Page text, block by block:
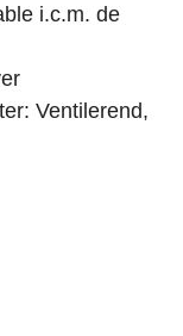
i.c.m. de
Ventilerend,